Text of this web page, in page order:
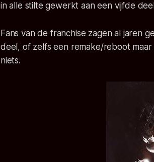
in alle stilte gewerkt aan een vijfde
Fans van de franchise zagen al jaren
deel, of zelfs een remake/reboot
niets.